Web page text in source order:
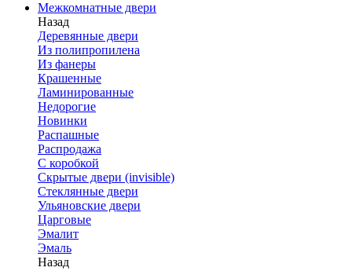
Межкомнатные двери
Назад
Деревянные двери
Из полипропилена
Из фанеры
Крашенные
Ламинированные
Недорогие
Новинки
Распашные
Распродажа
С коробкой
Скрытые двери (invisible)
Стеклянные двери
Ульяновские двери
Царговые
Эмалит
Эмаль
Назад